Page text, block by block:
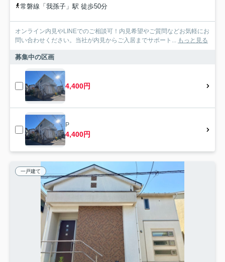
常磐線「我孫子」駅 徒歩50分
オンライン内見やLINEでのご相談可！内見希望やご質問などお気軽にお
問い合わせください。当社が内見からご入居までサポート... もっと見る
募集中の区画
4,400円
P
4,400円
一戸建て